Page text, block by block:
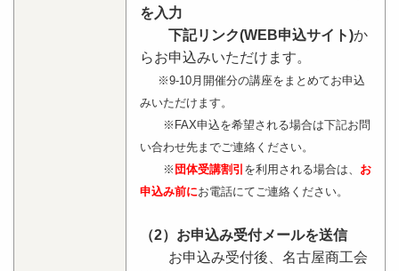
を入力
下記リンク(WEB申込サイト)か
らお申込みいただけます。
※9-10月開催分の講座をまとめてお申込
みいただけます。
※FAX申込を希望される場合は下記お問
い合わせ先までご連絡ください。
※ 団体受講割引 を利用される場合は、 お
申込み前にお電話にてご連絡ください。
（2）お申込み受付メールを送信
お申込み受付後、名古屋商工会